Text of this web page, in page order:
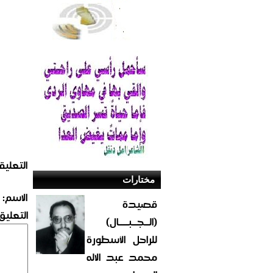
مختارات
قصيدة
(الــجــبــــال)
للراحل الأسطورة
محمد عبد الاله
الاسم: